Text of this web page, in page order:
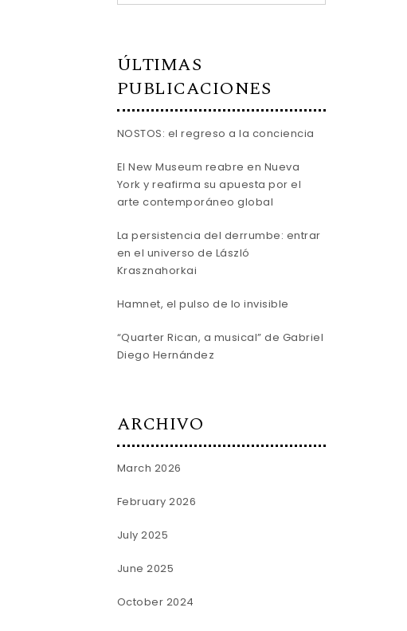
ÚLTIMAS
PUBLICACIONES
NOSTOS: el regreso a la conciencia
El New Museum reabre en Nueva
York y reafirma su apuesta por el
arte contemporáneo global
La persistencia del derrumbe: entrar
en el universo de László
Krasznahorkai
Hamnet, el pulso de lo invisible
“Quarter Rican, a musical” de Gabriel
Diego Hernández
ARCHIVO
March 2026
February 2026
July 2025
June 2025
October 2024